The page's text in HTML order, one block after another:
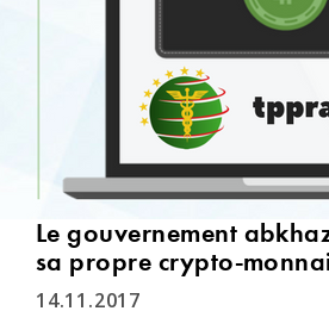
Le gouvernement
sa propre crypto-
14.11.2017